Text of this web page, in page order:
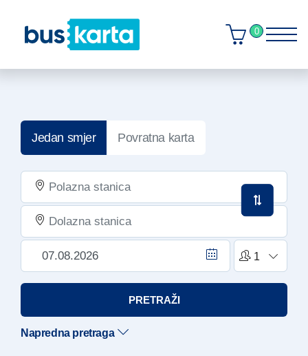
0
Jedan smjer Povratna karta
PRETRAŽI
Napredna pretraga